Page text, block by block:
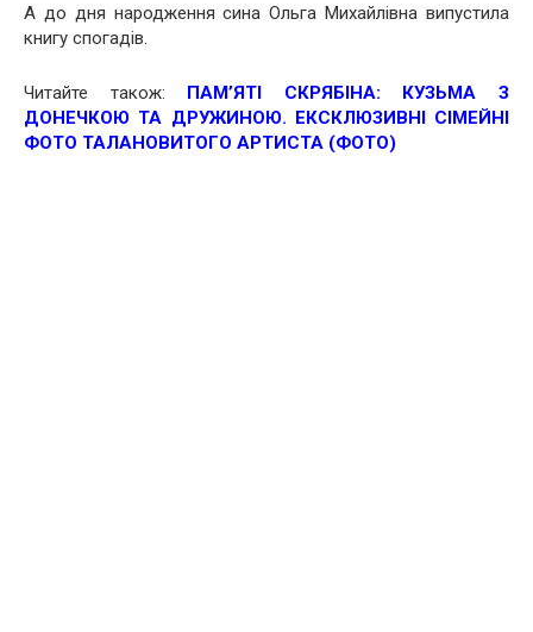
А до дня народження сина Ольга Михайлівна випустила
книгу спогадів.
Читайте також: ПАМ’ЯТІ СКРЯБІНА: КУЗЬМА З
ДОНЕЧКОЮ ТА ДРУЖИНОЮ. ЕКСКЛЮЗИВНІ СІМЕЙНІ
ФОТО ТАЛАНОВИТОГО АРТИСТА (ФОТО)